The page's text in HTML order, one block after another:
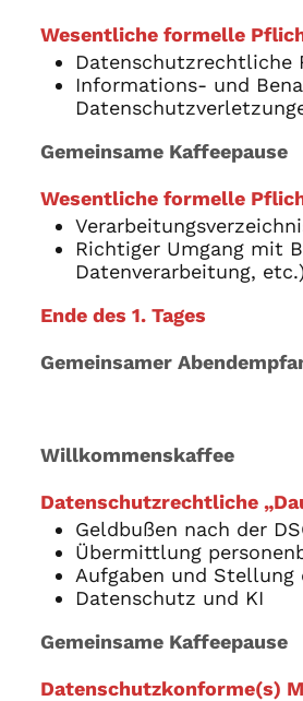
Wesentliche formelle
Datenschutzrechtliche
Informations- und
Gemeinsame Kaffeepause
Wesentliche formelle
Richtiger Umgang mit
Datenverarbeitung,
Ende des 1. Tages
Gemeinsamer
Willkommenskaffee
Datenschutzrechtliche
Geldbußen nach der
Übermittlung
Aufgaben und
Datenschutz und KI
Gemeinsame Kaffeepause
Datenschutzkonforme(s)